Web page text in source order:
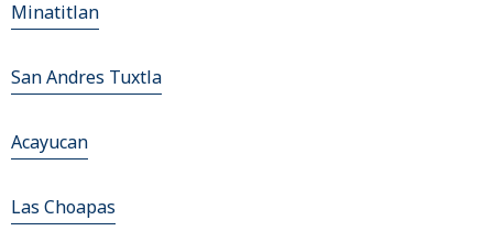
Minatitlan
San Andres Tuxtla
Acayucan
Las Choapas